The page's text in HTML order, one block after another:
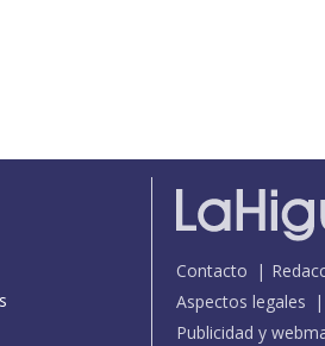
Contacto
Aspectos legales
Publicidad y